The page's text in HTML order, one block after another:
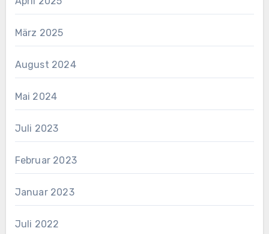
März 2025
August 2024
Mai 2024
Juli 2023
Februar 2023
Januar 2023
Juli 2022